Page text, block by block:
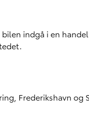
indgå i en
Frederikshavn